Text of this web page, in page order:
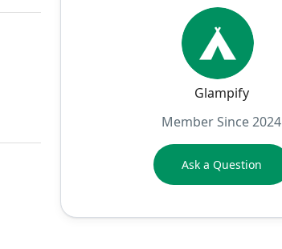
Glampify
Member Since 2024
Ask a Question